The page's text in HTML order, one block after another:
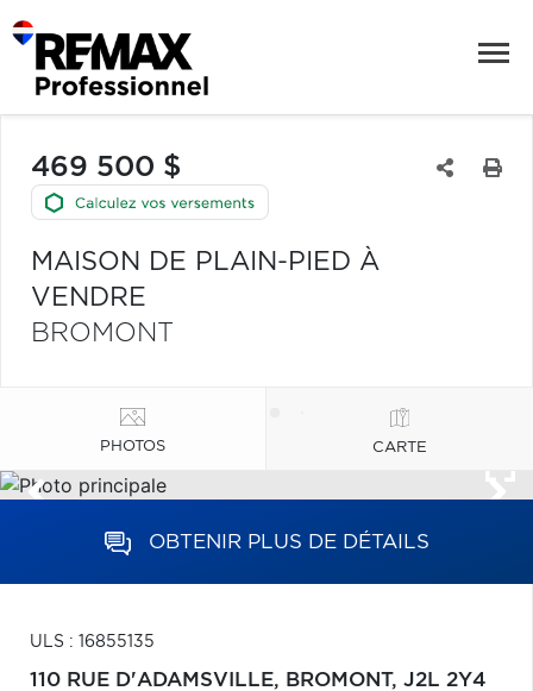
469 500 $
MAISON DE PLAIN-PIED À
VENDRE
BROMONT
PHOTOS CARTE
OBTENIR PLUS DE DÉTAILS
ULS : 16855135
110 RUE D'ADAMSVILLE, BROMONT, J2L 2Y4